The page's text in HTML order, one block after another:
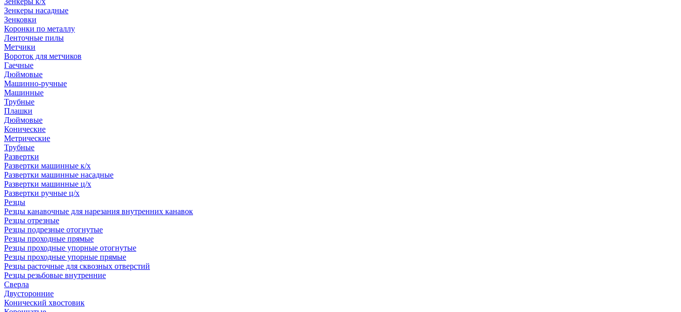
Зенкеры насадные
Зенковки
Коронки по металлу
Ленточные пилы
Метчики
Вороток для метчиков
Гаечные
Дюймовые
Машинно-ручные
Машинные
Трубные
Плашки
Дюймовые
Конические
Метрические
Трубные
Развертки
Развертки машинные к/х
Развертки машинные насадные
Развертки машинные ц/х
Развертки ручные ц/х
Резцы
Резцы канавочные для нарезания внутренних канавок
Резцы отрезные
Резцы подрезные отогнутые
Резцы проходные прямые
Резцы проходные упорные отогнутые
Резцы проходные упорные прямые
Резцы расточные для сквозных отверстий
Резцы резьбовые внутренние
Сверла
Двусторонние
Конический хвостовик